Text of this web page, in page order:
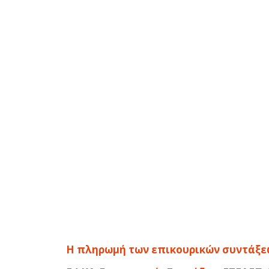
Η πληρωμή των επικουρικών